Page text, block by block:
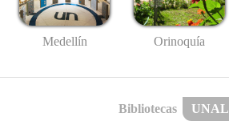
Medellín Orinoquía
Bibliotecas UNAL